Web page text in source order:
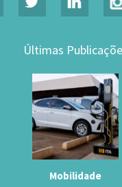
Últimas
Mobilidade